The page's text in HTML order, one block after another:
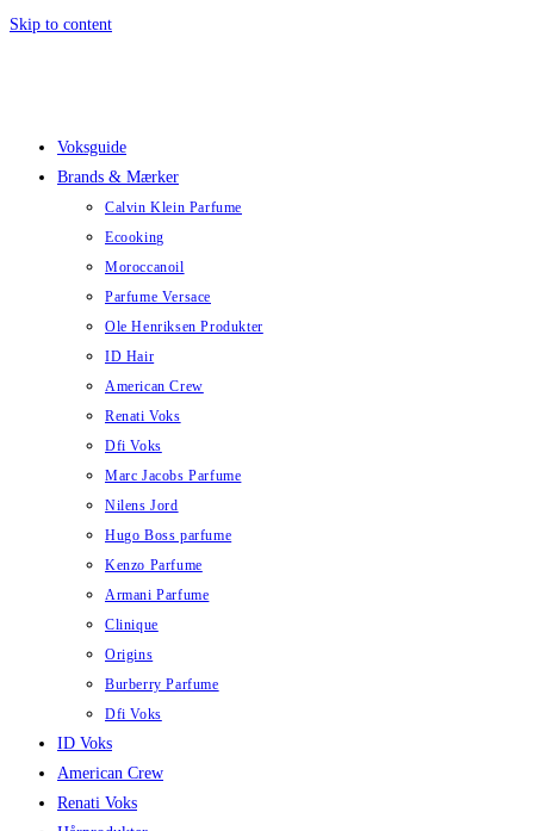
Skip to content
Voksguide
Brands & Mærker
Calvin Klein Parfume
Ecooking
Moroccanoil
Parfume Versace
Ole Henriksen Produkter
ID Hair
American Crew
Renati Voks
Dfi Voks
Marc Jacobs Parfume
Nilens Jord
Hugo Boss parfume
Kenzo Parfume
Armani Parfume
Clinique
Origins
Burberry Parfume
Dfi Voks
ID Voks
American Crew
Renati Voks